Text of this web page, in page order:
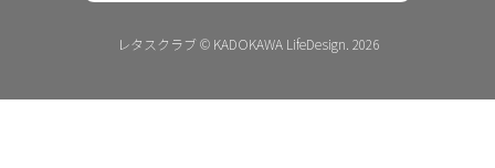
レタスクラブ © KADOKAWA LifeDesign. 2026